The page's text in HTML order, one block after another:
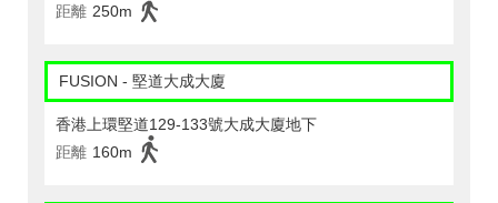
距離 250m
FUSION - 堅道大成大廈
香港上環堅道129-133號大成大廈地下
距離 160m